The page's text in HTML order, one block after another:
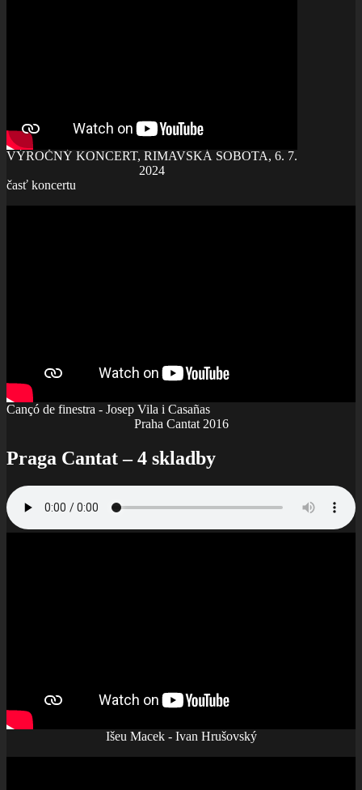
VÝROČNÝ KONCERT, RIMAVSKÁ SOBOTA, 6. 7.
2024
časť koncertu
Cançó de finestra - Josep Vila i Casañas
Praha Cantat 2016
Praga Cantat – 4 skladby
Išeu Macek - Ivan Hrušovský